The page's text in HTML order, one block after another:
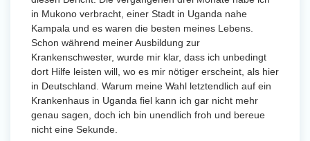
in Mukono verbracht, einer Stadt in Uganda nahe
Kampala und es waren die besten meines Lebens.
Schon während meiner Ausbildung zur
Krankenschwester, wurde mir klar, dass ich unbedingt
dort Hilfe leisten will, wo es mir nötiger erscheint, als hier
in Deutschland. Warum meine Wahl letztendlich auf ein
Krankenhaus in Uganda fiel kann ich gar nicht mehr
genau sagen, doch ich bin unendlich froh und bereue
nicht eine Sekunde.